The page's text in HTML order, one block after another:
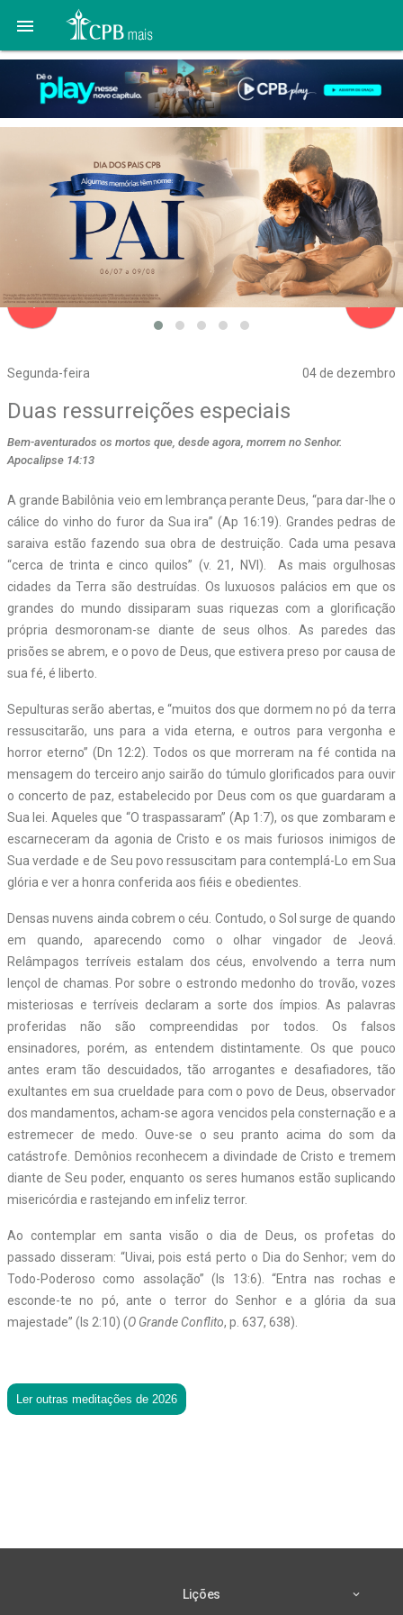

Segunda-feira 04 de dezembro
navigate_before
Duas ressurreições especiais
Bem-aventurados os mortos que, desde agora, morrem no Senhor.
Apocalipse 14:13
A grande Babilônia veio em lembrança perante Deus, “para dar-lhe o
cálice do vinho do furor da Sua ira” (Ap 16:19). Grandes pedras de
saraiva estão fazendo sua obra de destruição. Cada uma pesava
“cerca de trinta e cinco quilos” (v. 21, NVI).
As mais orgulhosas
cidades da Terra são destruídas. Os luxuosos palácios em que os
grandes do mundo dissiparam suas riquezas com a glorificação
própria desmoronam-se diante de seus olhos. As paredes das
prisões se abrem, e o povo de Deus, que estivera preso por causa de
sua fé, é liberto.
Sepulturas serão abertas, e “muitos dos que dormem no pó da terra
ressuscitarão, uns para a vida eterna, e outros para vergonha e
horror eterno” (Dn 12:2). Todos os que morreram na fé contida na
mensagem do terceiro anjo sairão do túmulo glorificados para ouvir
o concerto de paz, estabelecido por Deus com os que guardaram a
Sua lei. Aqueles que “O traspassaram” (Ap 1:7), os que zombaram e
escarneceram da agonia de Cristo e os mais furiosos inimigos de
Sua verdade e de Seu povo ressuscitam para contemplá-Lo em Sua
glória e ver a honra conferida aos fiéis e obedientes.
Densas nuvens ainda cobrem o céu. Contudo, o Sol surge de quando
em quando, aparecendo como o olhar vingador de Jeová.
Relâmpagos terríveis estalam dos céus, envolvendo a terra num
lençol de chamas. Por sobre o estrondo medonho do trovão, vozes
misteriosas e terríveis declaram a sorte dos ímpios. As palavras
proferidas não são compreendidas por todos. Os falsos
ensinadores, porém, as entendem distintamente. Os que pouco
antes eram tão descuidados, tão arrogantes e desafiadores, tão
exultantes em sua crueldade para com o povo de Deus, observador
dos mandamentos, acham-se agora vencidos pela consternação e a
estremecer de medo. Ouve-se o seu pranto acima do som da
catástrofe. Demônios reconhecem a divindade de Cristo e tremem
diante de Seu poder, enquanto os seres humanos estão suplicando
misericórdia e rastejando em infeliz terror.
Ao contemplar em santa visão o dia de Deus, os profetas do
passado disseram: “Uivai, pois está perto o Dia do Senhor; vem do
Todo-Poderoso como assolação” (Is 13:6). “Entra nas rochas e
esconde-te no pó, ante o terror do Senhor e a glória da sua
majestade” (Is 2:10) (O Grande Conflito, p. 637, 638).
Ler outras meditações de 2026
navigate_next
Lições